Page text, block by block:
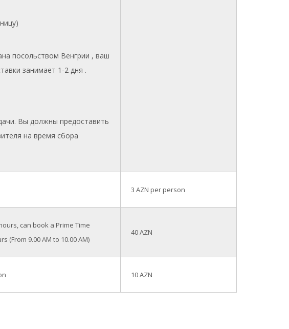
посольством Венгрии , ваш
занимает 1-2 дня .
Вы должны предоставить
на время сбора
3 AZN per person
can book a Prime Time
9.00 AM to 10.00 AM)
40 AZN
10 AZN